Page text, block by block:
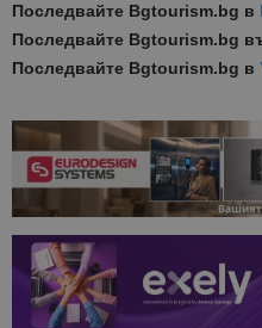
Последвайте Bgtourism.bg в
Последвайте Bgtourism.bg
Последвайте Bgtourism.bg в